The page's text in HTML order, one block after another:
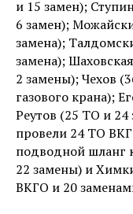
и 15 замен);
6 замен);
замена);
замена);
2 замены); Чехов
газового крана);
Реутов (25 ТО и 24
провели 24 ТО
подводной шланг
22 замены) и
ВКГО и 20